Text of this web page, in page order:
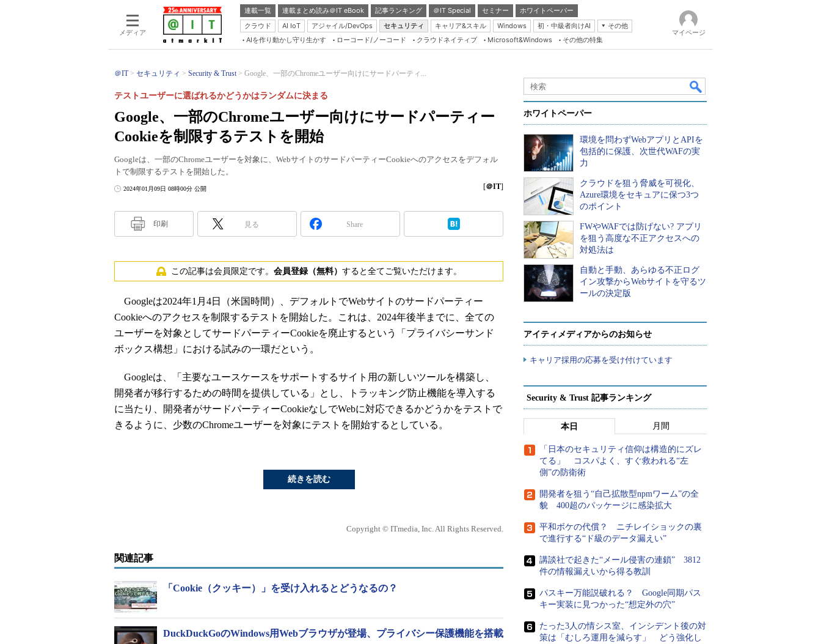
メディア
連載一覧 連載まとめ読み＠IT eBook 記事ランキング ＠IT Special セミナー
ホワイトペーパー
クラウド
AI IoT アジャイル/DevOps セキュリティ キャリア&スキル Windows 初・中級者向けAI
その他
Server & Storage
Database Expert
Linux ＆ OSS
Master of IP Network
Security & Trust
ブログ
AIを作り動かし守り生かす ローコード/ノーコード クラウドネイティブ Microsoft&Windows その他の特集
マイページ
＠IT セキュリティ Security & Trust Google、一部のChromeユーザー向けにサードパーティ...
Google、一部のChromeユーザー向けにサードパーティー
Cookieを制限するテストを開始
テストユーザーに選ばれるかどうかはランダムに決まる
Googleは、一部のChromeユーザーを対象に、WebサイトのサードパーティーCookieへのアクセスをデフォル
トで制限するテストを開始した。
2024年01月09日 08時00分 公開 [＠IT]
印刷 見る Share
この記事は会員限定です。 会員登録（無料） すると全てご覧いただけます。
Googleは2024年1月4日（米国時間）、デフォルトでWebサイトのサードパーティー
Cookieへのアクセスを制限するテストを開始した。これは、2024年後半までに、全ての
ユーザーを対象としてサードパーティーCookieを廃止するという「プライバシーサンド
ボックス構想」における試みの一環だという。
Googleは、「主要なユースケースをサポートするサイト用の新しいツールを構築し、
開発者が移行するための時間を提供している」とし、トラッキング防止機能を導入する
に当たり、開発者がサードパーティーCookieなしでWebに対応できるかどうかをテストで
きるように、少数のChromeユーザーを対象にテストを開始するとしている。
続きを読む
Copyright © ITmedia, Inc. All Rights Reserved.
関連記事
「Cookie（クッキー）」を受け入れるとどうなるの？
DuckDuckGoのWindows用Webブラウザが登場、プライバシー保護機能を搭載
ホワイトペーパー
環境を問わずWebアプリとAPIを
包括的に保護、次世代WAFの実
力
クラウドを狙う脅威を可視化、
Azure環境をセキュアに保つ3つ
のポイント
FWやWAFでは防げない? アプリ
を狙う高度な不正アクセスへの
対処法は
自動と手動、あらゆる不正ログ
イン攻撃からWebサイトを守るツ
ールの決定版
アイティメディアからのお知らせ
キャリア採用の応募を受け付けています
Security & Trust 記事ランキング
本日 月間
「日本のセキュリティ信仰は構造的にズレ
てる」 コスパよく、すぐ救われる“左
側”の防衛術
開発者を狙う“自己拡散型npmワーム”の全
貌 400超のパッケージに感染拡大
平和ボケの代償？ ニチレイショックの裏
で進行する“ド級のデータ漏えい”
講談社で起きた“メール侵害の連鎖” 3812
件の情報漏えいから得る教訓
パスキー万能説破れる？ Google同期パス
キー実装に見つかった“想定外の穴”
たった3人の情シス室、インシデント後の対
策は「むしろ運用を減らす」 どう強化し